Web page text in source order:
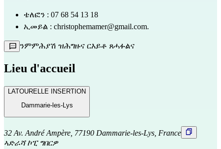
ቴለፎን : 07 68 54 13 18
ኢመይል : christophemamer@gmail.com.
ንምምሕያሽ ዝሕግዙና ርእይቶ ጸሓፉልና
Lieu d'accueil
LATOURELLE INSERTION
Dammarie-les-Lys
32 Av. André Ampère, 77190 Dammarie-les-Lys, France
ኣድራሻ ኮፒ ግበርዎ